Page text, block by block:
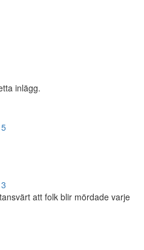
inlägg.
att folk blir mördade varje